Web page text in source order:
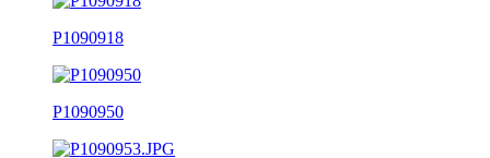
P1090918
P1090950